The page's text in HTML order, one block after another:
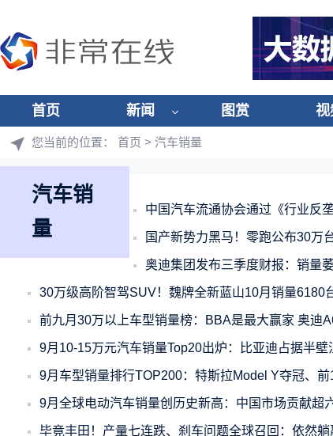
首页 新闻 图赏 视
您当前的位置： 首页 > 汽车销量
汽车销
量
中国汽车流通协会通过《行业反
国产新势力黑马！零跑公布30万
奥迪集团发布三季度财报：销量
30万级高阶智驾SUV！魏牌全新蓝山10月销量6180
前九月30万以上车型销量榜：BBA是最大赢家 奥迪
9月10-15万元汽车销量Top20出炉：比亚迪占据半壁
9月车型销量排行TOP200：特斯拉Model Y夺冠、
9月全球电动汽车销量创历史新高：中国市场贡献超
毕竟丰田！产量七连跌、刹车问题全球召回：依然躺